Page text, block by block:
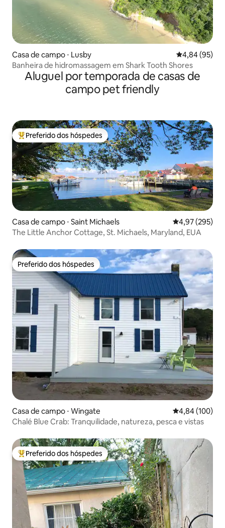
Casa de campo ⋅ Lusby 4,84 de uma
4,84 (95)
Banheira de hidromassagem em Shark Tooth Shores
Aluguel por temporada de casas de
campo pet friendly
Entre os melhores preferidos dos hóspedes
Preferido dos hóspedes
Casa de campo ⋅ Saint Michaels 4,97 de uma
4,97 (295)
The Little Anchor Cottage, St. Michaels, Maryland, EUA
Preferido dos hóspedes
Preferido dos hóspedes
Casa de campo ⋅ Wingate 4,84 de uma
4,84 (100)
Chalé Blue Crab: Tranquilidade, natureza, pesca e vistas
Entre os melhores preferidos dos hóspedes
Preferido dos hóspedes